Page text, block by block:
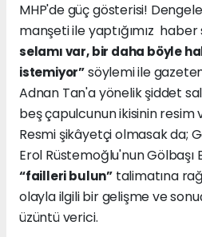
MHP'de güç gösterisi!
manşeti ile yaptığımız haber
selamı var, bir daha böyle
istemiyor”söylemi ile
Adnan Tan'a yönelik şiddet
beş çapulcunun ikisinin resim
Resmi şikâyetçi olmasak da;
Erol Rüstemoğlu'nun
“failleri bulun”talimatına
olayla ilgili bir gelişme ve
üzüntü verici.